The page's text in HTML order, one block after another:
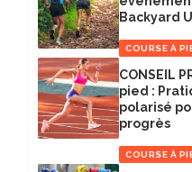
Backyard
COURSE À
CONSEIL
pied :
polarisé
progrès
COURSE À